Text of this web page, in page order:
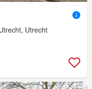
Utrecht